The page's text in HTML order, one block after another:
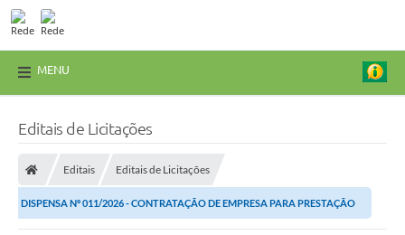
MENU
Editais de Licitações
Editais Editais de Licitações
DISPENSA Nº 011/2026 - CONTRATAÇÃO DE EMPRESA PARA PRESTAÇÃO